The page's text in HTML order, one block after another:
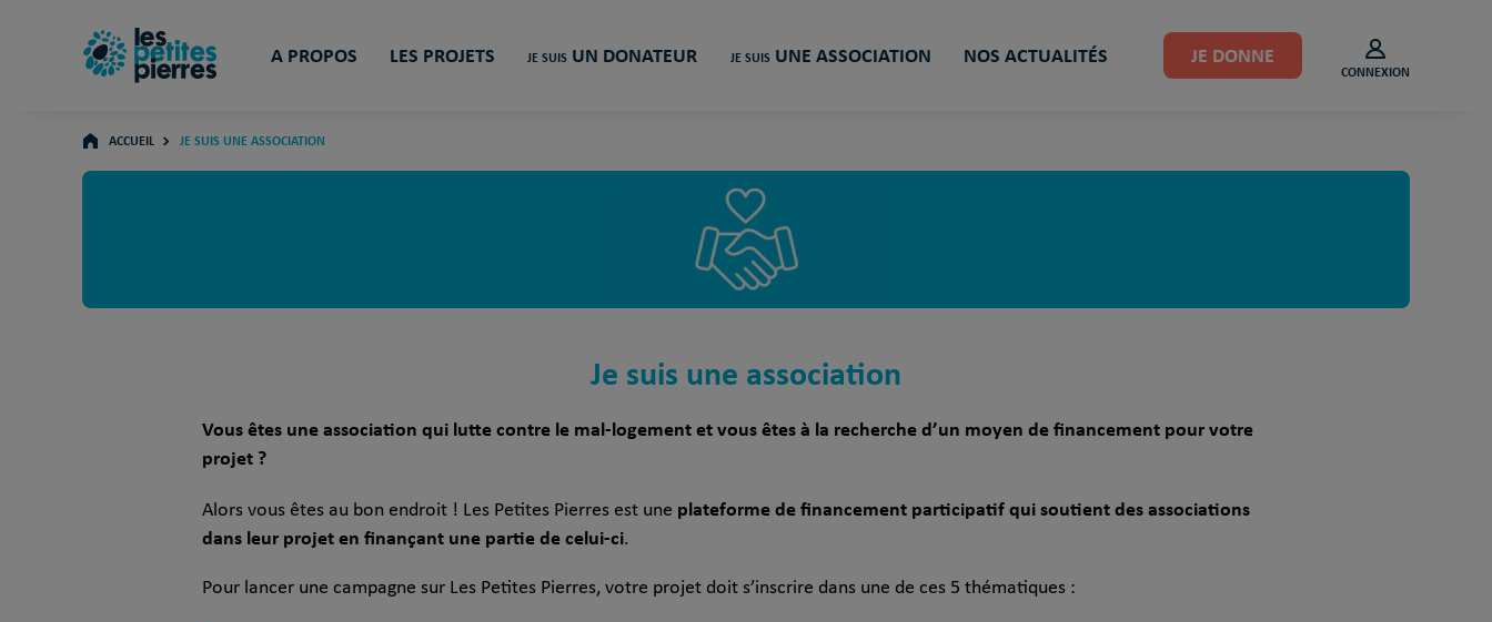
A PROPOS LES PROJETS JE SUIS UN DONATEUR JE SUIS UNE ASSOCIATION NOS ACTUALITÉS JE DONNE
CONNEXION
ACCUEIL JE SUIS UNE ASSOCIATION
Je suis une association
Vous êtes une association qui lutte contre le mal-logement et vous êtes à la recherche d’un moyen de financement pour votre
projet ?
Alors vous êtes au bon endroit ! Les Petites Pierres est une plateforme de financement participatif qui soutient des associations
dans leur projet en finançant une partie de celui-ci.
Pour lancer une campagne sur Les Petites Pierres, votre projet doit s’inscrire dans une de ces 5 thématiques :